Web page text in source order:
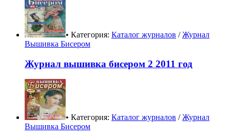
• Категория: Каталог журналов /Журнал
Вышивка Бисером
Журнал вышивка бисером 2 2011 год
• Категория: Каталог журналов /Журнал
Вышивка Бисером